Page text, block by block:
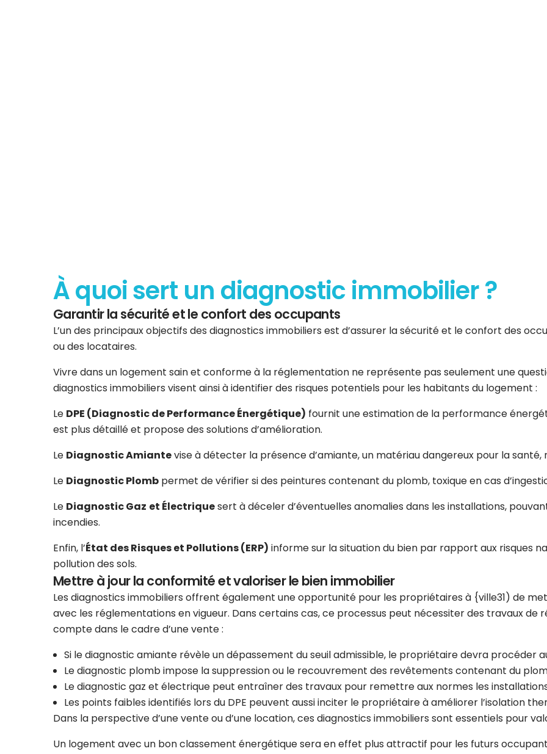
À quoi sert un diagnostic immobilier ?
Garantir la sécurité et le confort des occupants
L’un des principaux objectifs des diagnostics immobiliers est d’assurer la sécurité et le confort des
ou des locataires.
Vivre dans un logement sain et conforme à la réglementation ne représente pas seulement une
diagnostics immobiliers visent ainsi à identifier des risques potentiels pour les habitants du logement :
Le DPE (Diagnostic de Performance Énergétique) fournit une estimation de la performance
est plus détaillé et propose des solutions d’amélioration.
Le Diagnostic Amiantevise à détecter la présence d’amiante, un matériau dangereux pour la santé,
Le Diagnostic Plomb permet de vérifier si des peintures contenant du plomb, toxique en cas
Le Diagnostic Gaz et Électriquesert à déceler d’éventuelles anomalies dans les installations,
incendies.
Enfin, l’État des Risques et Pollutions (ERP) informe sur la situation du bien par rapport aux risques
pollution des sols.
Mettre à jour la conformité et valoriser le bien immobilier
Les diagnostics immobiliers offrent également une opportunité pour les propriétaires à {ville31) de
avec les réglementations en vigueur. Dans certains cas, ce processus peut nécessiter des travaux
compte dans le cadre d’une vente :
Si le diagnostic amiante révèle un dépassement du seuil admissible, le propriétaire devra procéder
Le diagnostic plomb impose la suppression ou le recouvrement des revêtements contenant du
Le diagnostic gaz et électrique peut entraîner des travaux pour remettre aux normes les
Les points faibles identifiés lors du DPE peuvent aussi inciter le propriétaire à améliorer l’isolation
Dans la perspective d’une vente ou d’une location, ces diagnostics immobiliers sont essentiels pour
Un logement avec un bon classement énergétique sera en effet plus attractif pour les futurs